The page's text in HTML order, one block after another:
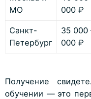
МО
000 ₽
Санкт-
Петербург
35 000
000 ₽
Получение
обучении — это